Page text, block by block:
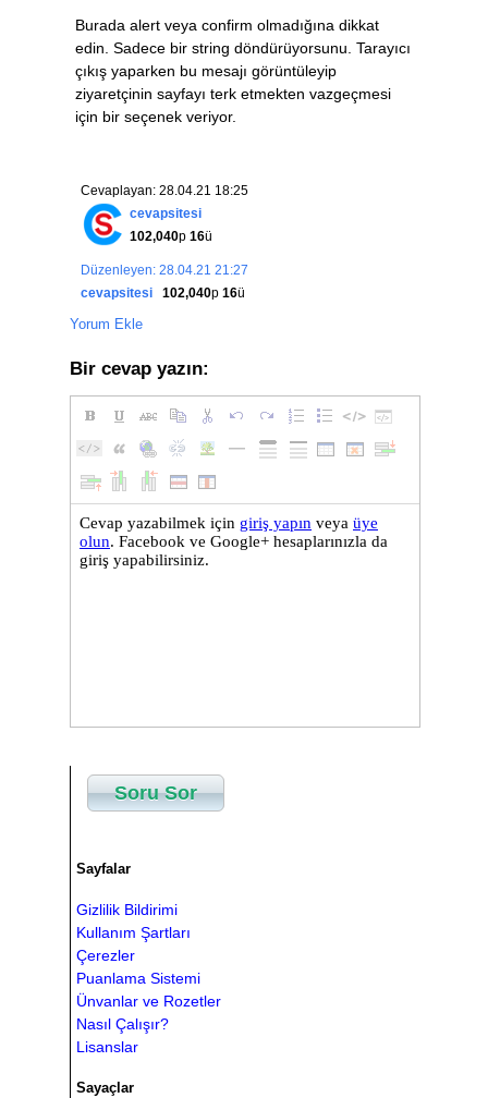
Burada alert veya confirm olmadığına dikkat
edin. Sadece bir string döndürüyorsunu. Tarayıcı
çıkış yaparken bu mesajı görüntüleyip
ziyaretçinin sayfayı terk etmekten vazgeçmesi
için bir seçenek veriyor.
Cevaplayan: 28.04.21 18:25
cevapsitesi
102,040p 16ü
Düzenleyen: 28.04.21 21:27
cevapsitesi
102,040p 16ü
Yorum Ekle
Bir cevap yazın:
Soru Sor
Sayfalar
Gizlilik Bildirimi
Kullanım Şartları
Çerezler
Puanlama Sistemi
Ünvanlar ve Rozetler
Nasıl Çalışır?
Lisanslar
Sayaçlar